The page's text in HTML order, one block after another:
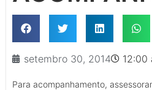
setembro 30, 2014 12:00
Para acompanhamento,